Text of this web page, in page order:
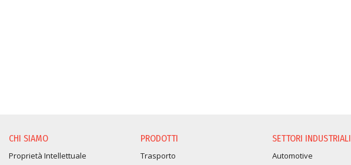
CHI SIAMO
Proprietà Intellettuale
PRODOTTI
Trasporto
SETTORI INDUSTRIALI
Automotive